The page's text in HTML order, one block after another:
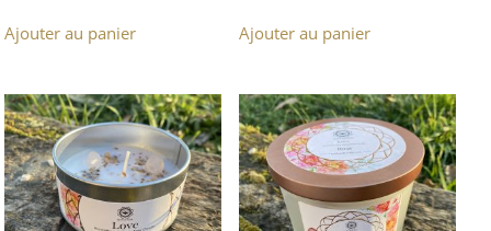
Ajouter au panier Ajouter au panier